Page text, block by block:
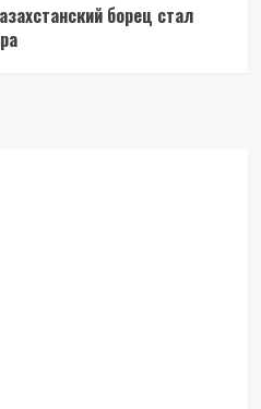
борец стал